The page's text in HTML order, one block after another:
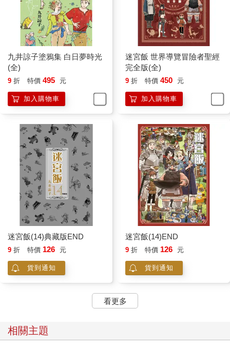
九井諒子塗鴉集 白日夢時光
(全)
9 折 特價 495 元
加入購物車
迷宮飯 世界導覽冒險者聖經
完全版(全)
9 折 特價 450 元
加入購物車
迷宮飯(14)典藏版END
9 折 特價 126 元
貨到通知
迷宮飯(14)END
9 折 特價 126 元
貨到通知
看更多
相關主題